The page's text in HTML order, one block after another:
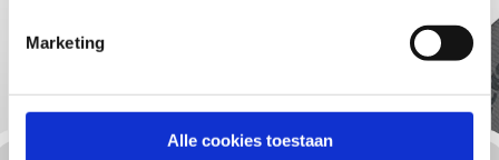
Marketing
Alle cookies toestaan